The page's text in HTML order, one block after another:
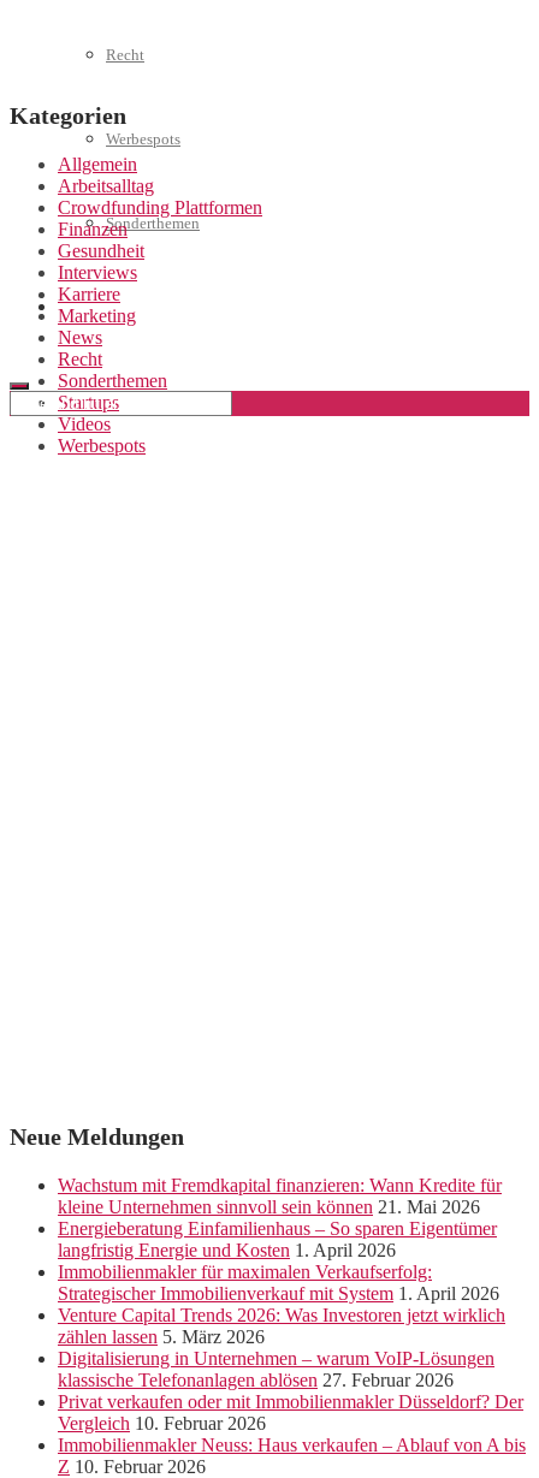
Recht
Werbespots
Sonderthemen
Geschäftskonto eröffnen
Kategorien
Allgemein
Arbeitsalltag
Crowdfunding Plattformen
Finanzen
Gesundheit
Interviews
Karriere
Marketing
News
Recht
Sonderthemen
Startups
Videos
Werbespots
Neue Meldungen
Wachstum mit Fremdkapital finanzieren: Wann Kredite für
kleine Unternehmen sinnvoll sein können 21. Mai 2026
Energieberatung Einfamilienhaus – So sparen Eigentümer
langfristig Energie und Kosten 1. April 2026
Immobilienmakler für maximalen Verkaufserfolg:
Strategischer Immobilienverkauf mit System 1. April 2026
Venture Capital Trends 2026: Was Investoren jetzt wirklich
zählen lassen 5. März 2026
Digitalisierung in Unternehmen – warum VoIP-Lösungen
klassische Telefonanlagen ablösen 27. Februar 2026
Privat verkaufen oder mit Immobilienmakler Düsseldorf? Der
Vergleich 10. Februar 2026
Immobilienmakler Neuss: Haus verkaufen – Ablauf von A bis
Z 10. Februar 2026